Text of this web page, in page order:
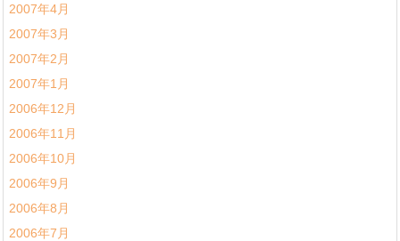
2007年4月
2007年3月
2007年2月
2007年1月
2006年12月
2006年11月
2006年10月
2006年9月
2006年8月
2006年7月